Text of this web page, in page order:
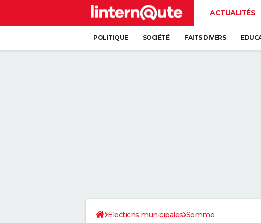
ACTUALITÉS
POLITIQUE SOCIÉTÉ FAITS DIVERS
Elections municipales Somme